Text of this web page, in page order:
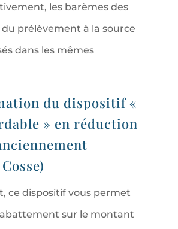
les barèmes des
prélèvement à la source
dans les mêmes
du dispositif «
» en réduction
ce dispositif vous permet
sur le montant